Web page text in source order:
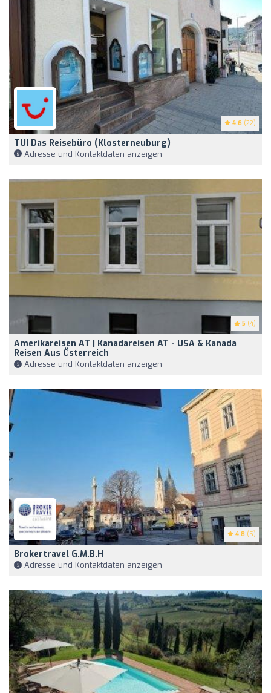
4.6 (22)
TUI Das Reisebüro (Klosterneuburg)
Adresse und Kontaktdaten anzeigen
5 (4)
Amerikareisen AT | Kanadareisen AT - USA & Kanada
Reisen Aus Österreich
Adresse und Kontaktdaten anzeigen
4.8 (5)
Brokertravel G.m.b.H
Adresse und Kontaktdaten anzeigen